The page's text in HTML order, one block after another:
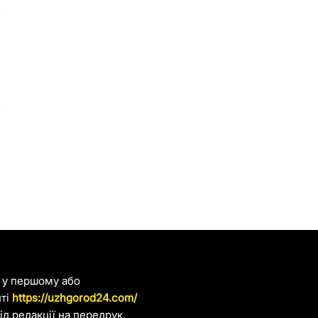
у першому або
https://uzhgorod24.com/
редакції на передрук.